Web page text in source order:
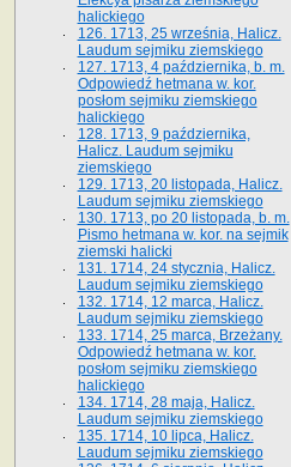
halickiego
126. 1713, 25 września, Halicz.
Laudum sejmiku ziemskiego
127. 1713, 4 października, b. m.
Odpowiedź hetmana w. kor.
posłom sejmiku ziemskiego
halickiego
128. 1713, 9 października,
Halicz. Laudum sejmiku
ziemskiego
129. 1713, 20 listopada, Halicz.
Laudum sejmiku ziemskiego
130. 1713, po 20 listopada, b. m.
Pismo hetmana w. kor. na sejmik
ziemski halicki
131. 1714, 24 stycznia, Halicz.
Laudum sejmiku ziemskiego
132. 1714, 12 marca, Halicz.
Laudum sejmiku ziemskiego
133. 1714, 25 marca, Brzeżany.
Odpowiedź hetmana w. kor.
posłom sejmiku ziemskiego
halickiego
134. 1714, 28 maja, Halicz.
Laudum sejmiku ziemskiego
135. 1714, 10 lipca, Halicz.
Laudum sejmiku ziemskiego